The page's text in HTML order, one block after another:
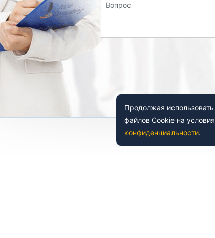
Вопрос
Продолжая
файлов Cookie на
конфиденциальности.